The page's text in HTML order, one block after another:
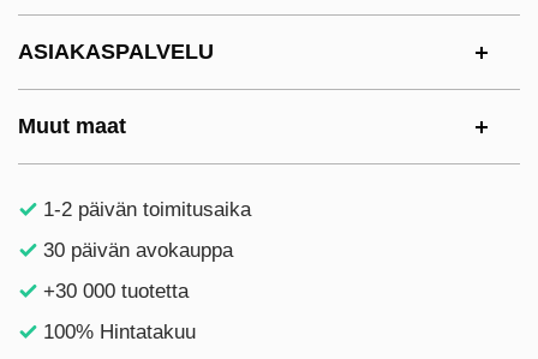
ASIAKASPALVELU
Muut maat
1-2 päivän toimitusaika
30 päivän avokauppa
+30 000 tuotetta
100% Hintatakuu